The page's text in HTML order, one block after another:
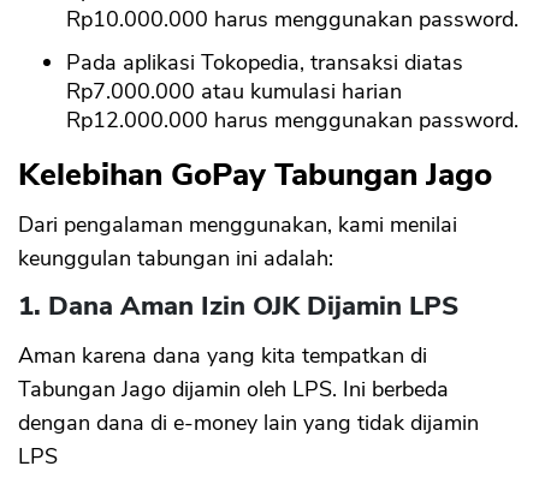
Rp10.000.000 harus menggunakan password.
Pada aplikasi Tokopedia, transaksi diatas
Rp7.000.000 atau kumulasi harian
Rp12.000.000 harus menggunakan password.
Kelebihan GoPay Tabungan Jago
Dari pengalaman menggunakan, kami menilai
keunggulan tabungan ini adalah:
1. Dana Aman Izin OJK Dijamin LPS
Aman karena dana yang kita tempatkan di
Tabungan Jago dijamin oleh LPS. Ini berbeda
dengan dana di e-money lain yang tidak dijamin
LPS